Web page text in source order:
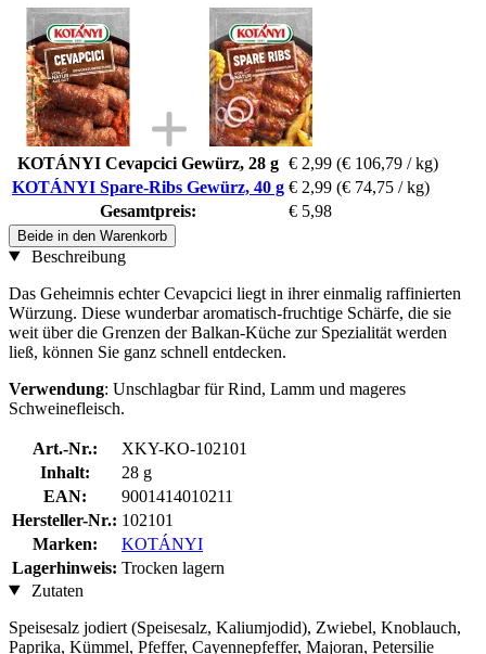
KOTÁNYI Cevapcici Gewürz, 28 g € 2,99 (€ 106,79 / kg)
KOTÁNYI Spare-Ribs Gewürz, 40 g € 2,99 (€ 74,75 / kg)
Gesamtpreis:
€ 5,98
Beide in den Warenkorb
Beschreibung
Das Geheimnis echter Cevapcici liegt in ihrer einmalig raffinierten
Würzung. Diese wunderbar aromatisch-fruchtige Schärfe, die sie
weit über die Grenzen der Balkan-Küche zur Spezialität werden
ließ, können Sie ganz schnell entdecken.
Verwendung: Unschlagbar für Rind, Lamm und mageres
Schweinefleisch.
Art.-Nr.:
XKY-KO-102101
Inhalt:
28 g
EAN:
9001414010211
Hersteller-Nr.: 102101
Marken:
KOTÁNYI
Lagerhinweis: Trocken lagern
Zutaten
Speisesalz jodiert (Speisesalz, Kaliumjodid), Zwiebel, Knoblauch,
Paprika, Kümmel, Pfeffer, Cayennepfeffer, Majoran, Petersilie